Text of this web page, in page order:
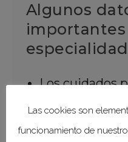
Algunos
importantes
Los cuidados
calidad de
de sus
Las cookies son
funcionamiento de